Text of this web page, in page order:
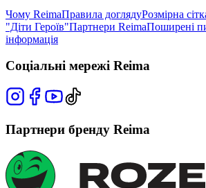
Чому ReimaПравила доглядуРозмірна
"Діти Героїв"Партнери ReimaПоширені
інформація
Соціальні мережі Reima
Партнери бренду Reima